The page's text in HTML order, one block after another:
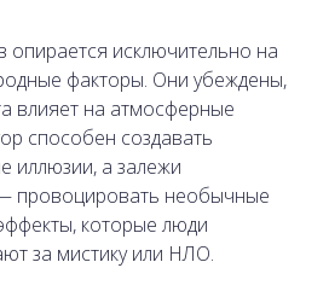
опирается исключительно на
факторы. Они убеждены,
влияет на атмосферные
способен создавать
иллюзии, а залежи
провоцировать необычные
которые люди
за мистику или НЛО.